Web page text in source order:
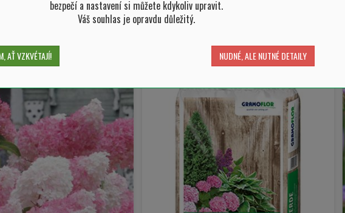
SKLADEM 5 ks
+
SKLADEM 106 ks
bezpečí a nastavení si můžete kdykoliv upravit.
Váš souhlas je opravdu důležitý.
AŤ VZKVÉTAJÍ! NUDNÉ, ALE NUTNÉ DETAILY